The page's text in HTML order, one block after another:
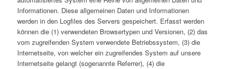
Informationen. Diese allgemeinen Daten und Informationen
werden in den Logfiles des Servers gespeichert. Erfasst werden
können die (1) verwendeten Browsertypen und Versionen, (2) das
vom zugreifenden System verwendete Betriebssystem, (3) die
Internetseite, von welcher ein zugreifendes System auf unsere
Internetseite gelangt (sogenannte Referrer), (4) die